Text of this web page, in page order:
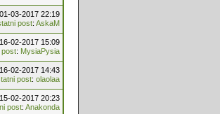
01-03-2017 22:19
post: AskaM
16-02-2017 15:09
post: MysiaPysia
16-02-2017 14:43
post: olaolaa
15-02-2017 20:23
post: Anakonda